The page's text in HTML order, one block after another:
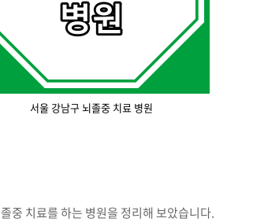
서울 강남구 뇌졸중 치료 병원
중 치료를 하는 병원을 정리해 보았습니다.